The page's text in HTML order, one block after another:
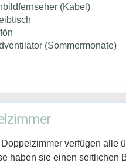
(Kabel)
(Sommermonate)
verfügen alle
haben sie einen seitlichen